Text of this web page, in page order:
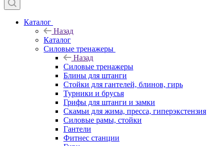
Каталог
Назад
Каталог
Силовые тренажеры
Назад
Силовые тренажеры
Блины для штанги
Стойки для гантелей, блинов, гирь
Турники и брусья
Грифы для штанги и замки
Скамьи для жима, пресса, гиперэкстензия
Силовые рамы, стойки
Гантели
Фитнес станции